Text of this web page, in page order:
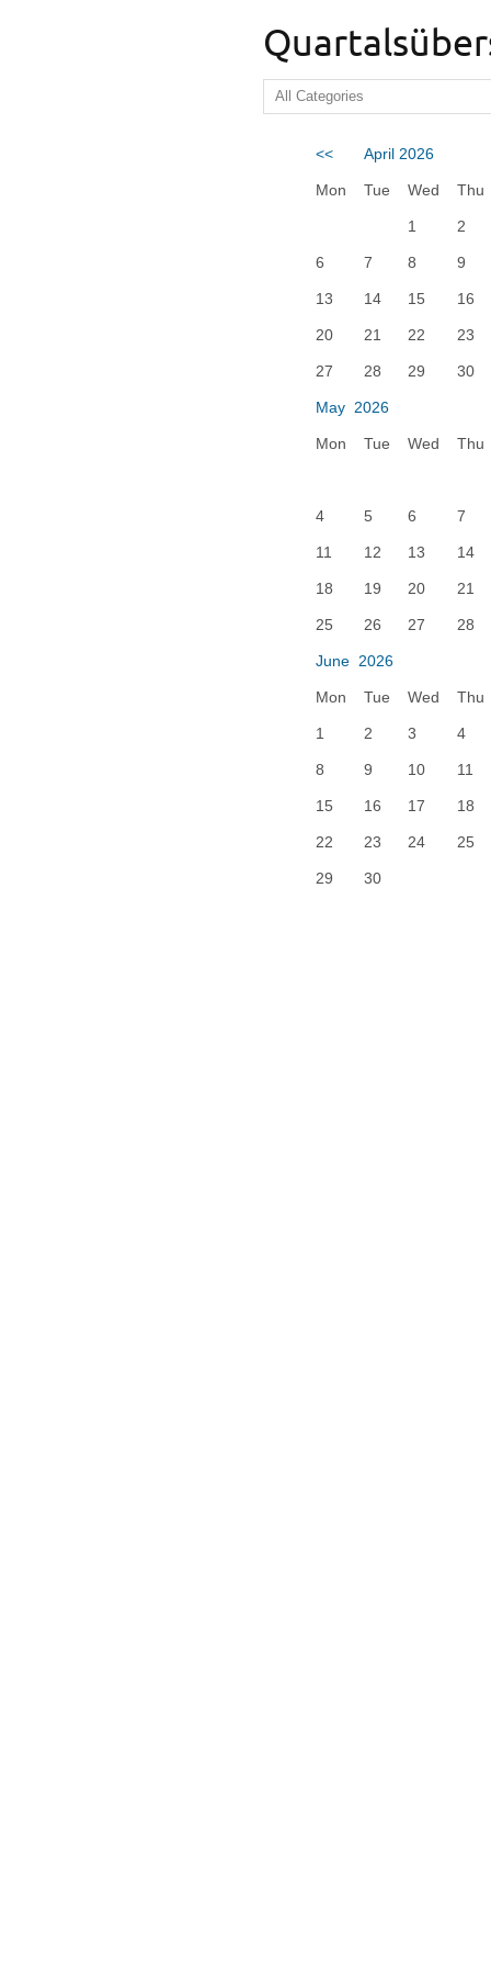
<< April 2026
Mon Tue Wed Thu
1 2
6 7 8 9
13 14 15 16
20 21 22 23
27 28 29 30
May 2026
Mon Tue Wed Thu
4 5 6 7
11 12 13 14
18 19 20 21
25 26 27 28
June 2026
Mon Tue Wed Thu
1 2 3 4
8 9 10 11
15 16 17 18
22 23 24 25
29 30